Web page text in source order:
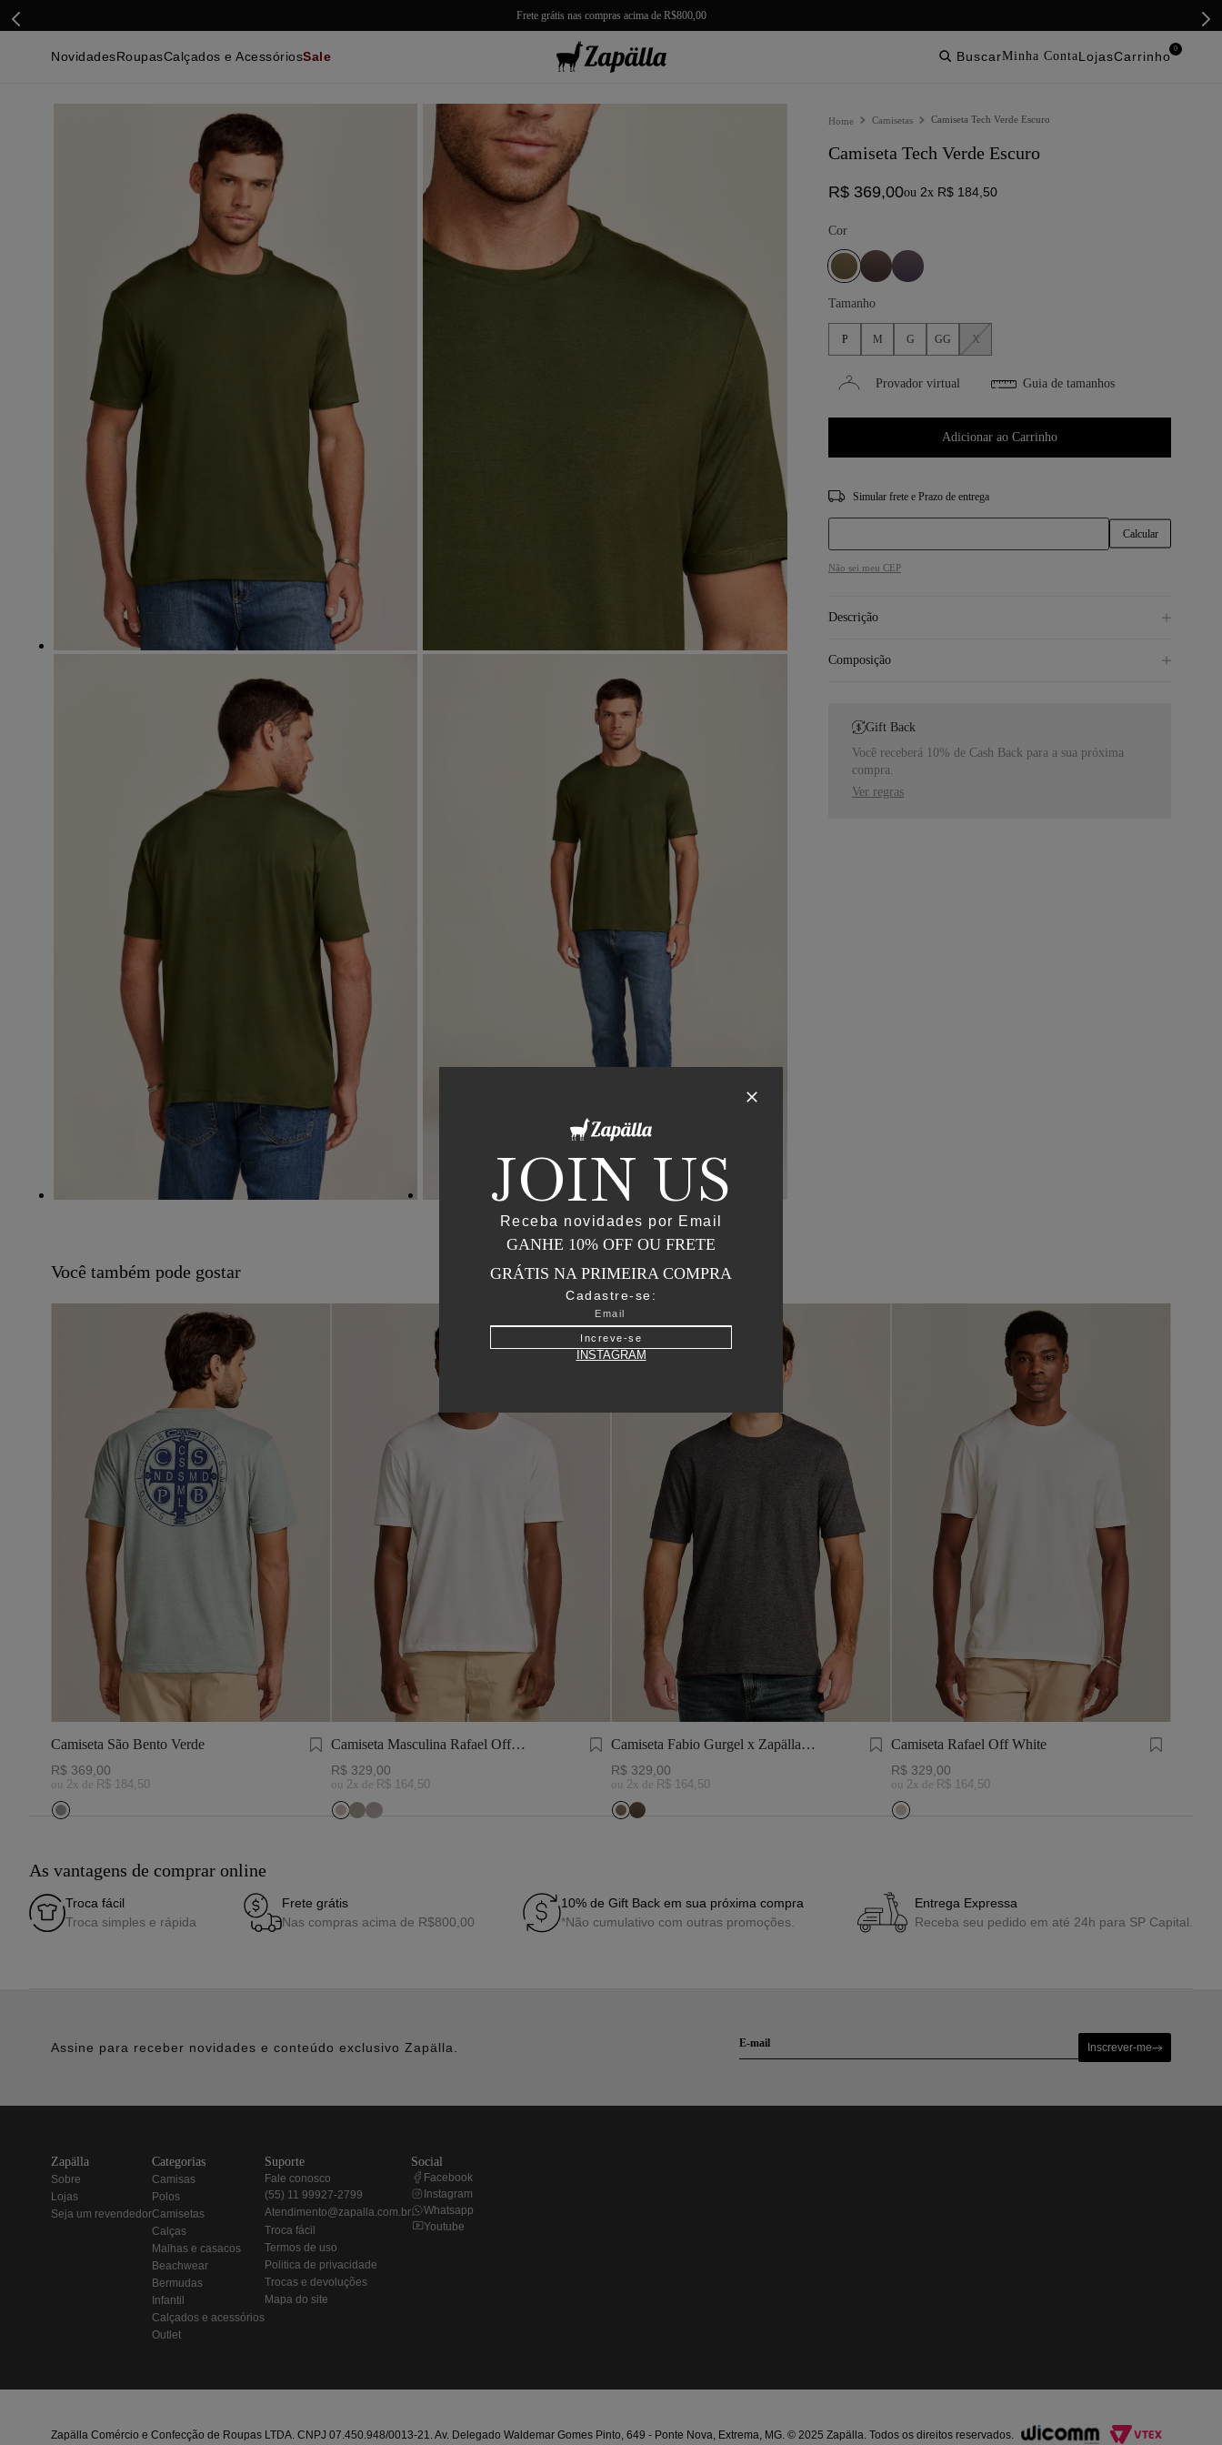
Frete grátis nas compras acima de R$800,00
Novidades Roupas
Malhas e Casacos
Camisetas
Bermudas
Calçados e Acessórios
Acessórios
Ver Tudo
Sale
Camisetas
Bermudas
Beachwear
Malhas e Casacos
Calçados e Acessórios
buscar lojas
0
Camisetas Camiseta Tech Verde Escuro
Camiseta Tech Verde Escuro
R$ 369,00ou 2x R$ 184 50
Cor
Tamanho
P M G GG X
Provador virtual Guia de tamanhos
Adicionar ao Carrinho
CEP
Não sei meu CEP
Descrição
Composição
Gift Back
Você receberá 10% de Cash Back para a sua próxima
compra.
Ver regras
Você também pode gostar
Camiseta São Bento Verde
R$ 369 00
ou 2x de R$ 184, 50
Camiseta Masculina Rafael Off
R$ 329 00
ou 2x de R$ 164, 50
Camiseta Fabio Gurgel x Zapälla
R$ 329 00
ou 2x de R$ 164, 50
Camiseta Rafael Off White
R$ 329 00
ou 2x de R$ 164, 50
As vantagens de comprar online
Troca fácil
Troca simples e rápida
Frete grátis
Nas compras acima de R$800,00
10% de Gift Back em sua próxima compra
*Não cumulativo com outras promoções.
Entrega Expressa
Receba seu pedido em até 24h para SP Capital.
Assine para receber novidades e conteúdo exclusivo Zapälla. Inscrever-me
zapälla
sobre
lojas
seja um revendedor
categorias
camisas
polos
camisetas
calças
malhas e casacos
beachwear
bermudas
infantil
calçados e acessórios
outlet
suporte
fale conosco
(55) 11 99927-2799
atendimento@zapalla.com.br
troca fácil
termos de uso
politica de privacidade
trocas e devoluções
mapa do site
social
Facebook
Instagram
Whatsapp
Youtube
Zapälla Comércio e Confecção de Roupas LTDA. CNPJ 07.450.948/0013-21. Av. Delegado Waldemar Gomes Pinto, 649 - Ponte Nova, Extrema, MG. © 2025 Zapälla. Todos os direitos reservados.
JOIN US
Receba novidades por Email
GANHE 10% OFF OU FRETE
GRÁTIS NA PRIMEIRA COMPRA
Cadastre-se:
Increve-se
INSTAGRAM